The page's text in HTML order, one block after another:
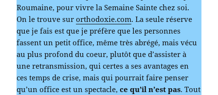
Roumaine, pour vivre la Semaine Sainte chez soi.
On le trouve surorthodoxie.com. La seule réserve
que je fais est que je préfère que les personnes
fassent un petit office, même très abrégé, mais vécu
au plus profond du coeur, plutôt que d’assister à
une retransmission, qui certes a ses avantages en
ces temps de crise, mais qui pourrait faire penser
qu’un office est un spectacle,ce qu’il n’est pas. Tout